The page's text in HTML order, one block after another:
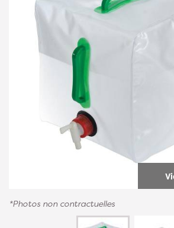
*Photos non contractuelles